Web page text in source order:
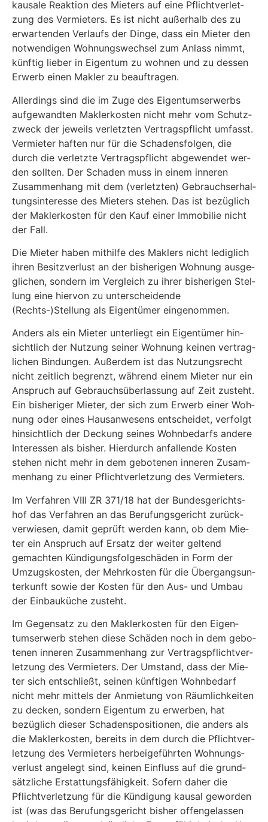
kau­sa­le Reak­ti­on des Mie­ters auf eine Pflicht­ver­let­
zung des Ver­mie­ters. Es ist nicht außer­halb des zu
erwar­ten­den Ver­laufs der Din­ge, dass ein Mie­ter den
not­wen­di­gen Woh­nungs­wech­sel zum Anlass nimmt,
künf­tig lie­ber in Eigen­tum zu woh­nen und zu des­sen
Erwerb einen Mak­ler zu beauftragen.
Aller­dings sind die im Zuge des Eigen­tums­er­werbs
auf­ge­wand­ten Mak­ler­kos­ten nicht mehr vom Schutz­
zweck der jeweils ver­letz­ten Ver­trags­pflicht umfasst.
Ver­mie­ter haf­ten nur für die Scha­dens­fol­gen, die
durch die ver­letz­te Ver­trags­pflicht abge­wen­det wer­
den soll­ten. Der Scha­den muss in einem inne­ren
Zusam­men­hang mit dem (ver­letz­ten) Gebrauchs­er­hal­
tungs­in­ter­es­se des Mie­ters ste­hen. Das ist bezüg­lich
der Mak­ler­kos­ten für den Kauf einer Immo­bi­lie nicht
der Fall.
Die Mie­ter haben mit­hil­fe des Mak­lers nicht ledig­lich
ihren Besitz­ver­lust an der bis­he­ri­gen Woh­nung aus­ge­
gli­chen, son­dern im Ver­gleich zu ihrer bis­he­ri­gen Stel­
lung eine hier­von zu unter­schei­den­de
(Rechts-)Stellung als Eigen­tü­mer eingenommen.
Anders als ein Mie­ter unter­liegt ein Eigen­tü­mer hin­
sicht­lich der Nut­zung sei­ner Woh­nung kei­nen ver­trag­
li­chen Bin­dun­gen. Außer­dem ist das Nut­zungs­recht
nicht zeit­lich begrenzt, wäh­rend einem Mie­ter nur ein
Anspruch auf Gebrauchs­über­las­sung auf Zeit zusteht.
Ein bis­he­ri­ger Mie­ter, der sich zum Erwerb einer Woh­
nung oder eines Haus­an­we­sens ent­schei­det, ver­folgt
hin­sicht­lich der Deckung sei­nes Wohn­be­darfs ande­re
Inter­es­sen als bis­her. Hier­durch anfal­len­de Kos­ten
ste­hen nicht mehr in dem gebo­te­nen inne­ren Zusam­
men­hang zu einer Pflicht­ver­let­zung des Vermieters.
Im Ver­fah­ren VIII ZR 371/18 hat der Bun­des­ge­richts­
hof das Ver­fah­ren an das Beru­fungs­ge­richt zurück­
ver­wie­sen, damit geprüft wer­den kann, ob dem Mie­
ter ein Anspruch auf Ersatz der wei­ter gel­tend
gemach­ten Kün­di­gungs­fol­ge­schä­den in Form der
Umzugs­kos­ten, der Mehr­kos­ten für die Über­gangs­un­
ter­kunft sowie der Kos­ten für den Aus- und Umbau
der Ein­bau­kü­che zusteht.
Im Gegen­satz zu den Mak­ler­kos­ten für den Eigen­
tums­er­werb ste­hen die­se Schä­den noch in dem gebo­
te­nen inne­ren Zusam­men­hang zur Ver­trags­pflicht­ver­
let­zung des Ver­mie­ters. Der Umstand, dass der Mie­
ter sich ent­schließt, sei­nen künf­ti­gen Wohn­be­darf
nicht mehr mit­tels der Anmie­tung von Räum­lich­kei­ten
zu decken, son­dern Eigen­tum zu erwer­ben, hat
bezüg­lich die­ser Scha­dens­po­si­tio­nen, die anders als
die Mak­ler­kos­ten, bereits in dem durch die Pflicht­ver­
let­zung des Ver­mie­ters her­bei­ge­führ­ten Woh­nungs­
ver­lust ange­legt sind, kei­nen Ein­fluss auf die grund­
sätz­li­che Erstat­tungs­fä­hig­keit. Sofern daher die
Pflicht­ver­let­zung für die Kün­di­gung kau­sal gewor­den
ist (was das Beru­fungs­ge­richt bis­her offen­ge­las­sen